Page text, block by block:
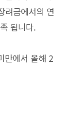
려금에서의 연
됩니다.
만에서 올해 2